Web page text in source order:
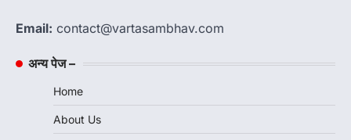
Email: contact@vartasambhav.com
अन्य पेज –
Home
About Us